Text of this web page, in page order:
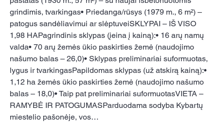
grindimis, tvarkingas• Priedanga/rūsys (1979 m., 6 m²) –
patogus sandėliavimui ar slėptuveiSKLYPAI – IŠ VISO
1,98 HAPagrindinis sklypas (įeina į kainą):• 16 arų namų
valda• 70 arų žemės ūkio paskirties žemė (naudojimo
našumo balas – 26,0)• Sklypas preliminariai suformuotas,
lygus ir tvarkingasPapildomas sklypas (už atskirą kainą):•
1,12 ha žemės ūkio paskirties žemė (naudojimo našumo
balas – 18,0)• Taip pat preliminariai suformuotasVIETA –
RAMYBĖ IR PATOGUMASParduodama sodyba Kybartų
miestelio pašonėje, vos…